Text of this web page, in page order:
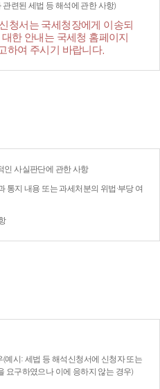
련된 세법 등 해석에 관한 사항)
청서는 국세청장에게 이송되
한 안내는 국세청 홈페이지
하여 주시기 바랍니다.
인 사실판단에 관한 사항
통지 내용 또는 과세처분의 위법·부당 여
예시: 세법 등 해석신청서에 신청자 또는
요구하였으나 이에 응하지 않는 경우)